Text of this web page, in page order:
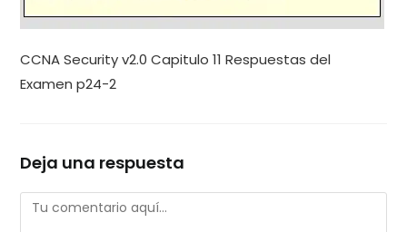
CCNA Security v2.0 Capitulo 11 Respuestas del
Examen p24-2
Deja una respuesta
Comentario